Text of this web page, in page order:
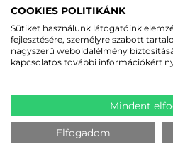
A PowerScan PBT9501 hordozható
felhasználás során hozza tudásának
dokumentumkezelés és archiválást is
TIFF formátumban digitalizálhat
akár több feladatot is megoldhat!
A Datalogic PowerScan PBT9501 2D
érzékelővel ellátott típusokon kívül
változatokban is beszerezheti:
COOKIES POLITIKÁNK
Sütiket használunk látogatóink
fejlesztésére, személyre szabott
nagyszerű weboldalélmény
kapcsolatos további információkért
Mindent
Elfogadom